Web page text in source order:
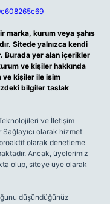
marka, kurum veya şahıs
Sitede yalnızca kendi
Burada yer alan içerikler
ve kişiler hakkında
ve kişiler ile isim
bilgiler taslak
ve İletişim
Sağlayıcı olarak hizmet
olarak denetleme
Ancak, üyelerimiz
olup, siteye üye olarak
düşündüğünüz